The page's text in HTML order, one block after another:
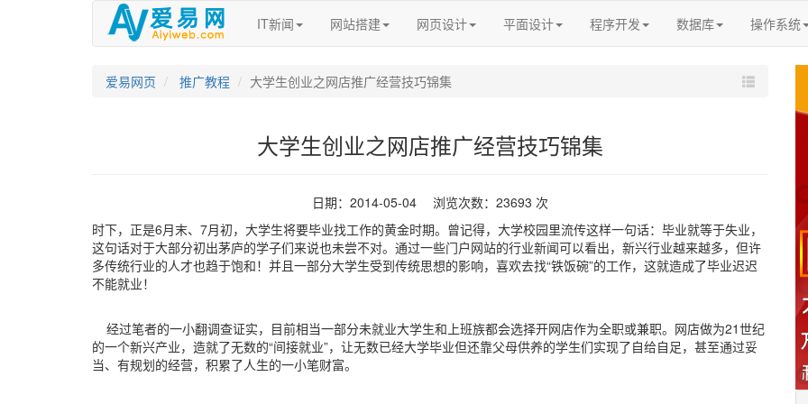
IT新闻 网站搭建 网页设计 平面设计 程序开发 数据库 操作系统
爱易网页 推广教程 大学生创业之网店推广经营技巧锦集
大学生创业之网店推广经营技巧锦集
日期：2014-05-04 浏览次数：23693 次
时下，正是6月末、7月初，大学生将要毕业找工作的黄金时期。曾记得，大学校园里流传这样一句话：毕业就等于失业，
这句话对于大部分初出茅庐的学子们来说也未尝不对。通过一些门户网站的行业新闻可以看出，新兴行业越来越多，但许
多传统行业的人才也趋于饱和！并且一部分大学生受到传统思想的影响，喜欢去找“铁饭碗”的工作，这就造成了毕业迟迟
不能就业！
经过笔者的一小翻调查证实，目前相当一部分未就业大学生和上班族都会选择开网店作为全职或兼职。网店做为21世纪
的一个新兴产业，造就了无数的“间接就业”，让无数已经大学毕业但还靠父母供养的学生们实现了自给自足，甚至通过妥
当、有规划的经营，积累了人生的一小笔财富。